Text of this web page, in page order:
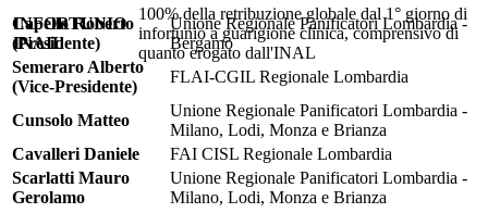
INFORTUNIO
INAIL
100% della retribuzione globale dal 1° giorno di
infortunio a guarigione clinica, comprensivo di
quanto erogato dall'INAL
Capello Roberto
(Presidente)
Unione Regionale Panificatori Lombardia -
Bergamo
Semeraro Alberto
(Vice-Presidente)
FLAI-CGIL Regionale Lombardia
Cunsolo Matteo
Unione Regionale Panificatori Lombardia -
Milano, Lodi, Monza e Brianza
Cavalleri Daniele
FAI CISL Regionale Lombardia
Scarlatti Mauro
Gerolamo
Unione Regionale Panificatori Lombardia -
Milano, Lodi, Monza e Brianza